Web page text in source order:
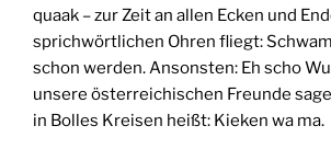
quaak – zur Zeit an allen Ecken und
sprichwörtlichen Ohren fliegt:
schon werden. Ansonsten: Eh scho
unsere österreichischen Freunde
in Bolles Kreisen heißt: Kieken wa ma.